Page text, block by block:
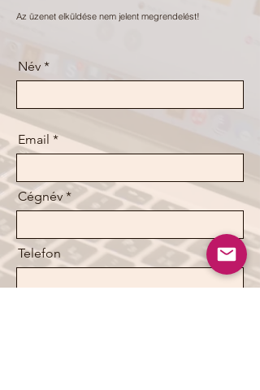
Az üzenet elküldése nem jelent megrendelést!
Név
Email
Cégnév
Telefon